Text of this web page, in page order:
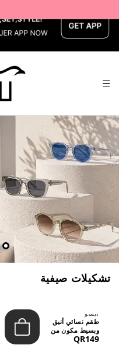
تاجر — Home page default h1 desc
تشكيلات صيفية
بيسو
طقم نسائي أنيق
وبسيط مكون من
قطعتين - تصميم
QR149